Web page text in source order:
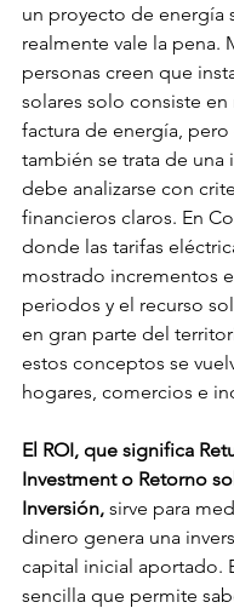
un proyecto de energía
realmente vale la pena.
personas creen que
solares solo consiste en
factura de energía,
también se trata de una
debe analizarse con
financieros claros. En
donde las tarifas
mostrado incrementos
periodos y el recurso
en gran parte del
estos conceptos se
hogares, comercios e
El ROI, que significa
Investment o Retorno
Inversión, sirve para
dinero genera una
capital inicial aportado.
sencilla que permite